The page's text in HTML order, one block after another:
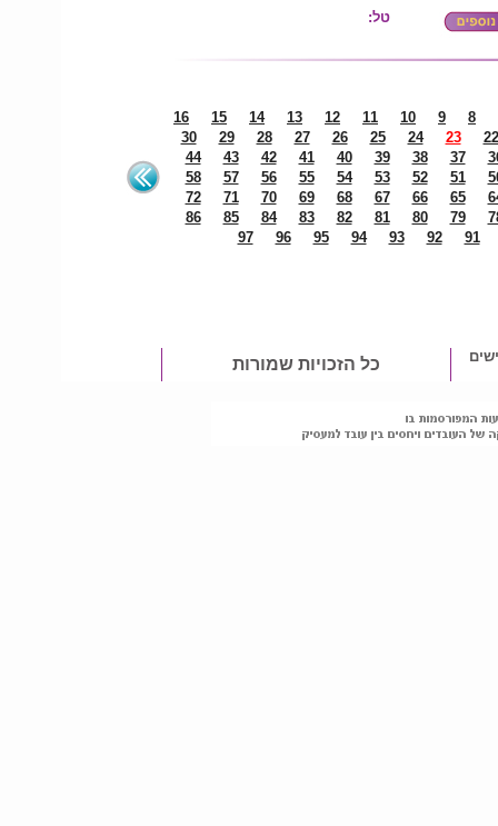
טל:
8
9
10
11
12
13
14
15
16
22
23
24
25
26
27
28
29
30
37
38
39
40
41
42
43
44
51
52
53
54
55
56
57
58
65
66
67
68
69
70
71
72
79
80
81
82
83
84
85
86
91
92
93
94
95
96
97
כל הזכויות שמורות